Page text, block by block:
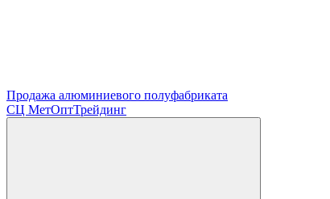
Продажа алюминиевого полуфабриката
СЦ МетОптТрейдинг